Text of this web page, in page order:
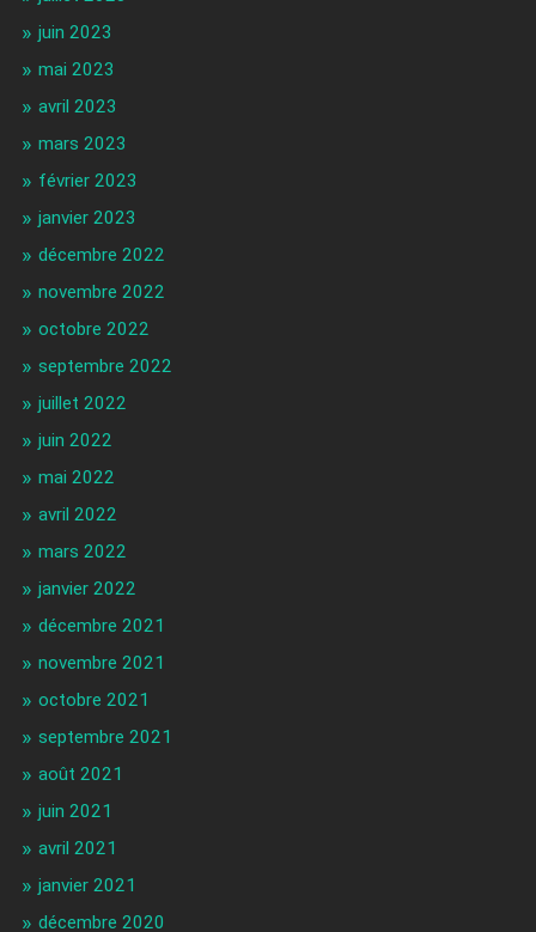
juin 2023
mai 2023
avril 2023
mars 2023
février 2023
janvier 2023
décembre 2022
novembre 2022
octobre 2022
septembre 2022
juillet 2022
juin 2022
mai 2022
avril 2022
mars 2022
janvier 2022
décembre 2021
novembre 2021
octobre 2021
septembre 2021
août 2021
juin 2021
avril 2021
janvier 2021
décembre 2020